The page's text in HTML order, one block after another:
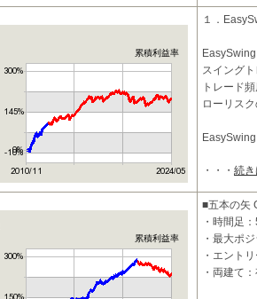
■ 特徴
・押し目
・上位時
累積利益率
１．
スイング
トレード
ローリス
・・・ 続
累積利益率
■五本の矢
・時間足
・最大ポ
・エント
・両建て